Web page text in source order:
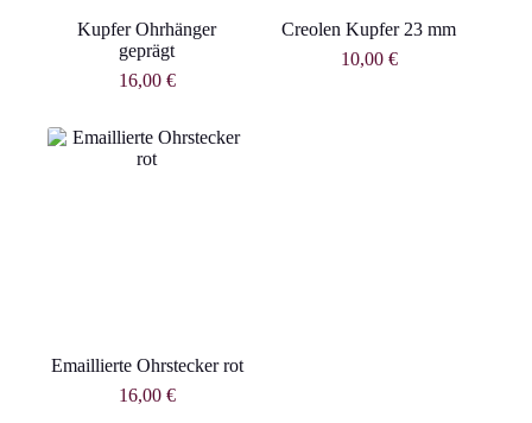
Kupfer Ohrhänger
geprägt
16,00 €
Creolen Kupfer 23 mm
10,00 €
Emaillierte Ohrstecker rot
16,00 €